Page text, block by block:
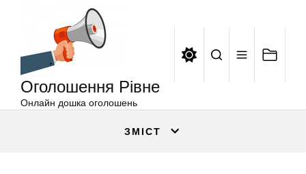
Оголошення Рівне
Онлайн дошка оголошень
ЗМІСТ